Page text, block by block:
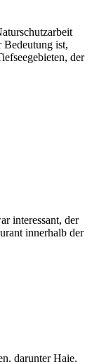
Bedeutung ist,
der
interessant, der
innerhalb der
darunter Haie,